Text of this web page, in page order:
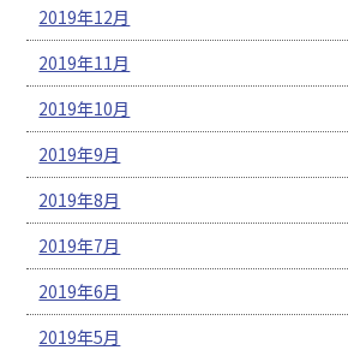
2019年12月
2019年11月
2019年10月
2019年9月
2019年8月
2019年7月
2019年6月
2019年5月